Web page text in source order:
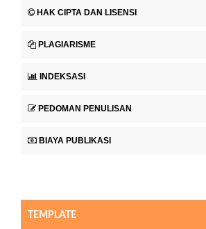
HAK CIPTA DAN LISENSI
PLAGIARISME
INDEKSASI
PEDOMAN PENULISAN
BIAYA PUBLIKASI
TEMPLATE